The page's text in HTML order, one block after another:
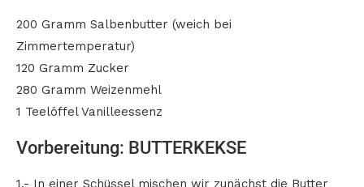
200 Gramm Salbenbutter (weich bei
Zimmertemperatur)
120 Gramm Zucker
280 Gramm Weizenmehl
1 Teelöffel Vanilleessenz
Vorbereitung: BUTTERKEKSE
1.- In einer Schüssel mischen wir zunächst die Butter